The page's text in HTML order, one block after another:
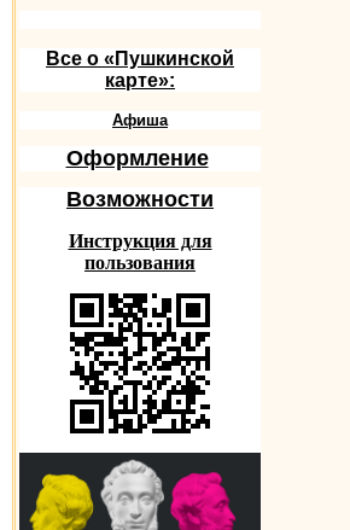
Все о «Пушкинской
карте»:
Афиша
Оформление
Возможности
Инструкция для
пользования